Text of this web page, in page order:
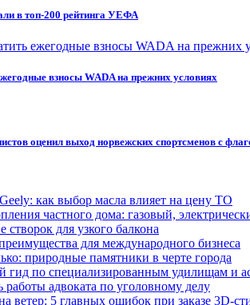
в топ-200 рейтинга УЕФА
взносы WADA на прежних условиях
оценил выход норвежских спортсменов с
как выбор масла влияет на цену ТО
частного дома: газовый,
для узкого балкона
для международного бизнеса
природные памятники в черте города
гид по специализированным удилищам и
работы адвоката по уголовному делу
ветер: 5 главных ошибок при заказе 3D-